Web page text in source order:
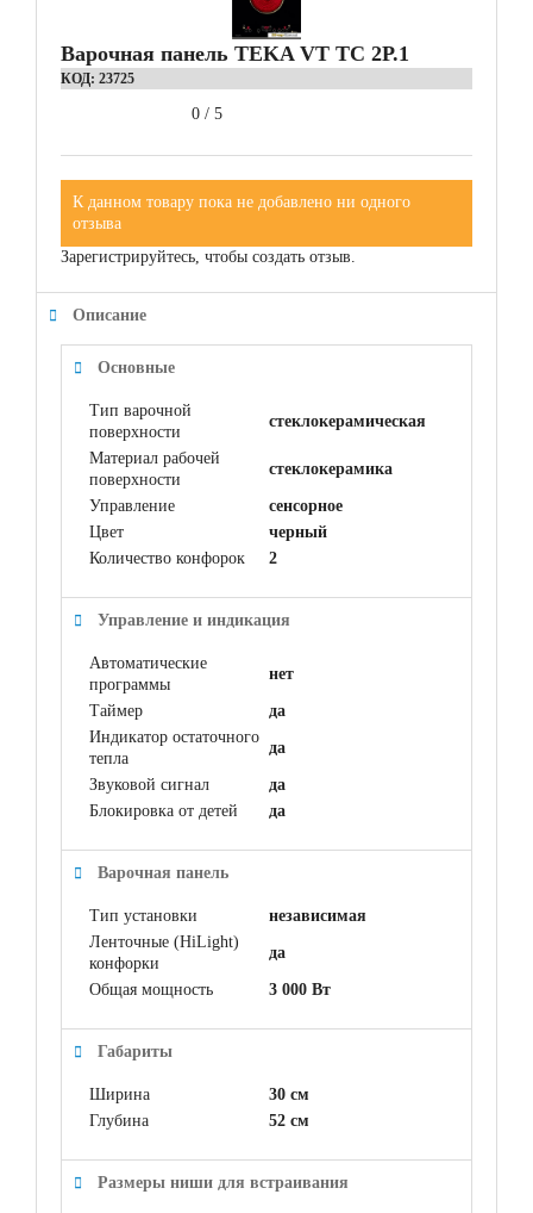
Варочная панель TEKA VT TC 2P.1
КОД: 23725
0 / 5
К данном товару пока не добавлено ни одного
отзыва
Зарегистрируйтесь, чтобы создать отзыв.
Описание
Основные
Тип варочной
поверхности
стеклокерамическая
Материал рабочей
поверхности
cтеклокерамика
Управление
сенсорное
Цвет
черный
Количество конфорок
2
Управление и индикация
Автоматические
программы
нет
Таймер
да
Индикатор остаточного
тепла
да
Звуковой сигнал
да
Блокировка от детей
да
Варочная панель
Тип установки
независимая
Ленточные (HiLight)
конфорки
да
Общая мощность 3 000 Вт
Габариты
Ширина
30 см
Глубина
52 см
Размеры ниши для встраивания